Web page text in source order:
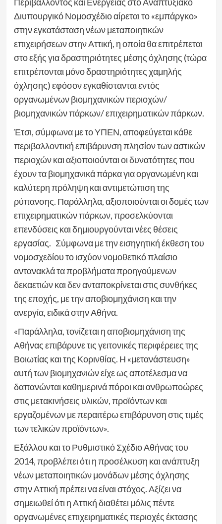
Διυπουργικό Νομοσχέδιο αίρεται το «εμπάργκο»
στην εγκατάσταση νέων μεταποιητικών
επιχειρήσεων στην Αττική, η οποία θα επιτρέπεται
στο εξής για δραστηριότητες μέσης όχλησης (τώρα
επιτρέπονται μόνο δραστηριότητες χαμηλής
όχλησης) εφόσον εγκαθίστανται εντός
οργανωμένων βιομηχανικών περιοχών/
βιομηχανικών πάρκων/ επιχειρηματικών πάρκων.
Έτσι, σύμφωνα με το ΥΠΕΝ, αποφεύγεται κάθε
περιβαλλοντική επιβάρυνση πλησίον των αστικών
περιοχών και αξιοποιούνται οι δυνατότητες που
έχουν τα βιομηχανικά πάρκα για οργανωμένη και
καλύτερη πρόληψη και αντιμετώπιση της
ρύπανσης. Παράλληλα, αξιοποιούνται οι δομές των
επιχειρηματικών πάρκων, προσελκύονται
επενδύσεις και δημιουργούνται νέες θέσεις
εργασίας. Σύμφωνα με την εισηγητική έκθεση του
νομοσχεδίου το ισχύον νομοθετικό πλαίσιο
αντανακλά τα προβλήματα προηγούμενων
δεκαετιών και δεν ανταποκρίνεται στις συνθήκες
της εποχής, με την αποβιομηχάνιση και την
ανεργία, ειδικά στην Αθήνα.
«Παράλληλα, τονίζεται η αποβιομηχάνιση της
Αθήνας επιβάρυνε τις γειτονικές περιφέρειες της
Βοιωτίας και της Κορινθίας. Η «μετανάστευση»
αυτή των βιομηχανιών είχε ως αποτέλεσμα να
δαπανώνται καθημερινά πόροι και ανθρωποώρες
στις μετακινήσεις υλικών, προϊόντων και
εργαζομένων με περαιτέρω επιβάρυνση στις τιμές
των τελικών προϊόντων».
Εξάλλου και το Ρυθμιστικό Σχέδιο Αθήνας του
2014, προβλέπει ότι η προσέλκυση και ανάπτυξη
νέων μεταποιητικών μονάδων μέσης όχλησης
στην Αττική πρέπει να είναι στόχος. Αξίζει να
σημειωθεί ότι η Αττική διαθέτει μόλις πέντε
οργανωμένες επιχειρηματικές περιοχές έκτασης